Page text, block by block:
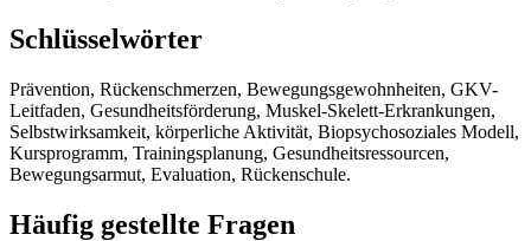
Schlüsselwörter
Prävention, Rückenschmerzen, Bewegungsgewohnheiten, GKV-
Leitfaden, Gesundheitsförderung, Muskel-Skelett-Erkrankungen,
Selbstwirksamkeit, körperliche Aktivität, Biopsychosoziales Modell,
Kursprogramm, Trainingsplanung, Gesundheitsressourcen,
Bewegungsarmut, Evaluation, Rückenschule.
Häufig gestellte Fragen